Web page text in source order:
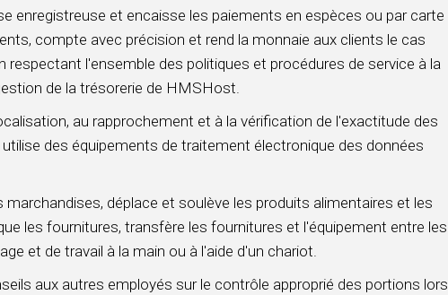
enregistreuse et encaisse les paiements en espèces ou par carte
compte avec précision et rend la monnaie aux clients le cas
respectant l'ensemble des politiques et procédures de service à la
de la trésorerie de HMSHost.
au rapprochement et à la vérification de l'exactitude des
des équipements de traitement électronique des données
marchandises, déplace et soulève les produits alimentaires et les
les fournitures, transfère les fournitures et l'équipement entre les
et de travail à la main ou à l'aide d'un chariot.
aux autres employés sur le contrôle approprié des portions lors